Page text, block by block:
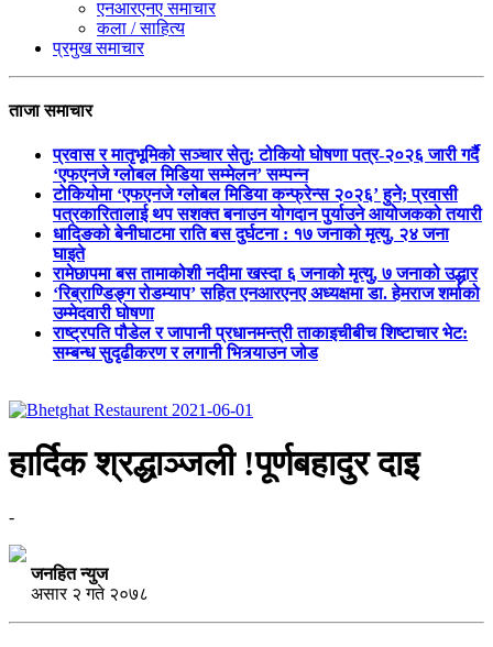
एनआरएनए समाचार
कला / साहित्य
प्रमुख समाचार
ताजा समाचार
प्रवास र मातृभूमिको सञ्चार सेतु: टोकियो घोषणा पत्र-२०२६ जारी गर्दै
‘एफएनजे ग्लोबल मिडिया सम्मेलन’ सम्पन्न
टोकियोमा ‘एफएनजे ग्लोबल मिडिया कन्फ्रेन्स २०२६’ हुने; प्रवासी
पत्रकारितालाई थप सशक्त बनाउन योगदान पुर्याउने आयोजकको तयारी
धादिङको बेनीघाटमा राति बस दुर्घटना : १७ जनाको मृत्यु, २४ जना
घाइते
रामेछापमा बस तामाकोशी नदीमा खस्दा ६ जनाको मृत्यु, ७ जनाको उद्धार
‘रिब्राण्डिङ्ग रोडम्याप’ सहित एनआरएनए अध्यक्षमा डा. हेमराज शर्माको
उम्मेदवारी घोषणा
राष्ट्रपति पौडेल र जापानी प्रधानमन्त्री ताकाइचीबीच शिष्टाचार भेट:
सम्बन्ध सुदृढीकरण र लगानी भित्र्याउन जोड
हार्दिक श्रद्धाञ्जली !पूर्णबहादुर दाइ
-
जनहित न्युज
असार २ गते २०७८